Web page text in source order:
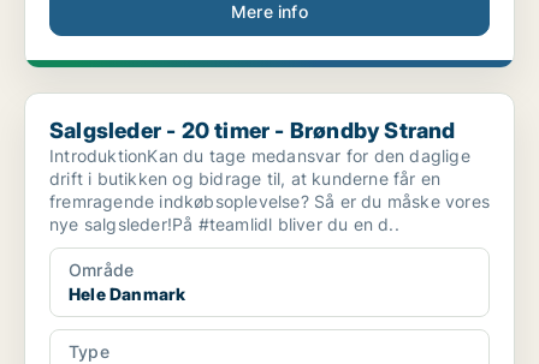
Mere info
Salgsleder - 20 timer - Brøndby Strand
Salgsleder - 20 timer - Brøndby Strand
IntroduktionKan du tage medansvar for den daglige
drift i butikken og bidrage til, at kunderne får en
fremragende indkøbsoplevelse? Så er du måske vores
nye salgsleder!På #teamlidl bliver du en d..
Område
Hele Danmark
Type